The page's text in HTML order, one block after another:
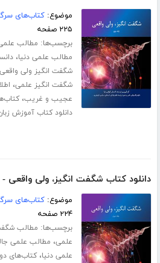
موضوع:کتاب‌های
۲۲۵ صفحه
برچسب‌ها: مطالب
مطالب علمی دنیا،
شگفت انگیز ولی واقعی
شگفت انگیز علمی،
عجیب و غریب،
دانلود کتاب آموزش
دانلود کتاب شگفت انگیز، ولی واقعی
موضوع:کتاب‌های
۲۲۴ صفحه
برچسب‌ها: مطالب
علمی، مطالب علمی
علمی دنیا،کتاب‌های